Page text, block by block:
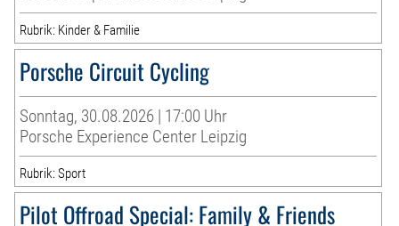
Rubrik: Kinder & Familie
Porsche Circuit Cycling
Sonntag, 30.08.2026 | 17:00 Uhr
Porsche Experience Center Leipzig
Rubrik: Sport
Pilot Offroad Special: Family & Friends